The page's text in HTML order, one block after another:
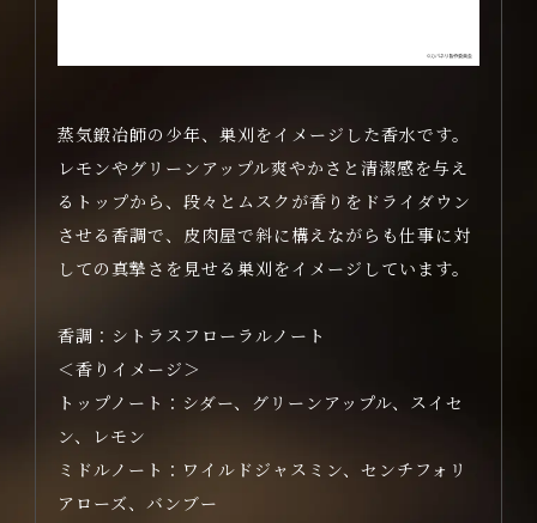
STREAMING
蒸気鍛冶師の少年、巣刈をイメージした香水です。
レモンやグリーンアップル爽やかさと清潔感を与え
るトップから、段々とムスクが香りをドライダウン
させる香調で、 皮肉屋で斜に構えながらも仕事に対
しての真摯さを見せる巣刈をイメージしています。
香調：シトラスフローラルノート
＜香りイメージ＞
トップノート：シダー、グリーンアップル、スイセ
ン、レモン
ミドルノート：ワイルドジャスミン、センチフォリ
アローズ、バンブー